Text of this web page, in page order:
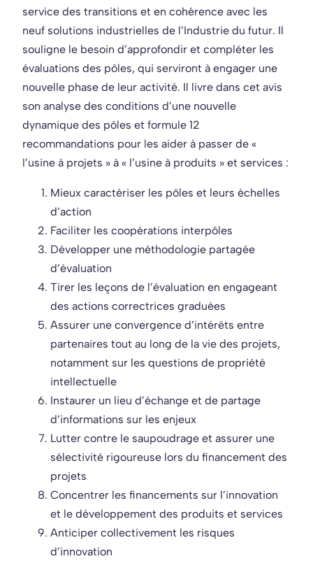
service des transitions et en cohérence avec les
neuf solutions industrielles de l’Industrie du futur. Il
souligne le besoin d’approfondir et compléter les
évaluations des pôles, qui serviront à engager une
nouvelle phase de leur activité. Il livre dans cet avis
son analyse des conditions d’une nouvelle
dynamique des pôles et formule 12
recommandations pour les aider à passer de «
l’usine à projets » à « l’usine à produits » et services :
Mieux caractériser les pôles et leurs échelles
d’action
Faciliter les coopérations interpôles
Développer une méthodologie partagée
d’évaluation
Tirer les leçons de l’évaluation en engageant
des actions correctrices graduées
Assurer une convergence d’intérêts entre
partenaires tout au long de la vie des projets,
notamment sur les questions de propriété
intellectuelle
Instaurer un lieu d’échange et de partage
d’informations sur les enjeux
Lutter contre le saupoudrage et assurer une
sélectivité rigoureuse lors du financement des
projets
Concentrer les financements sur l’innovation
et le développement des produits et services
Anticiper collectivement les risques
d’innovation